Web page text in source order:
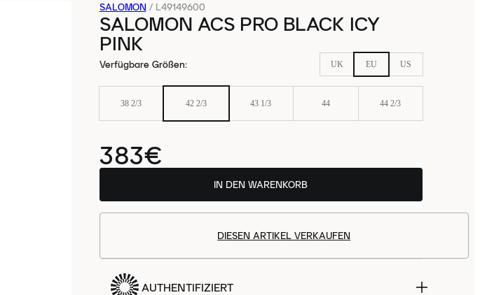
SALOMON / L49149600
SALOMON ACS PRO BLACK ICY
PINK
Verfügbare Größen: UK EU US
38 2/3 42 2/3 43 1/3 44 44 2/3
383€
IN DEN WARENKORB
DIESEN ARTIKEL VERKAUFEN
AUTHENTIFIZIERT